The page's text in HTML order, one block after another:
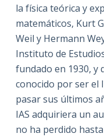
la física teórica y
matemáticos, Kurt
Weil y Hermann
Instituto de
fundado en 1930, y
conocido por ser el
pasar sus últimos
IAS adquiriera un
no ha perdido